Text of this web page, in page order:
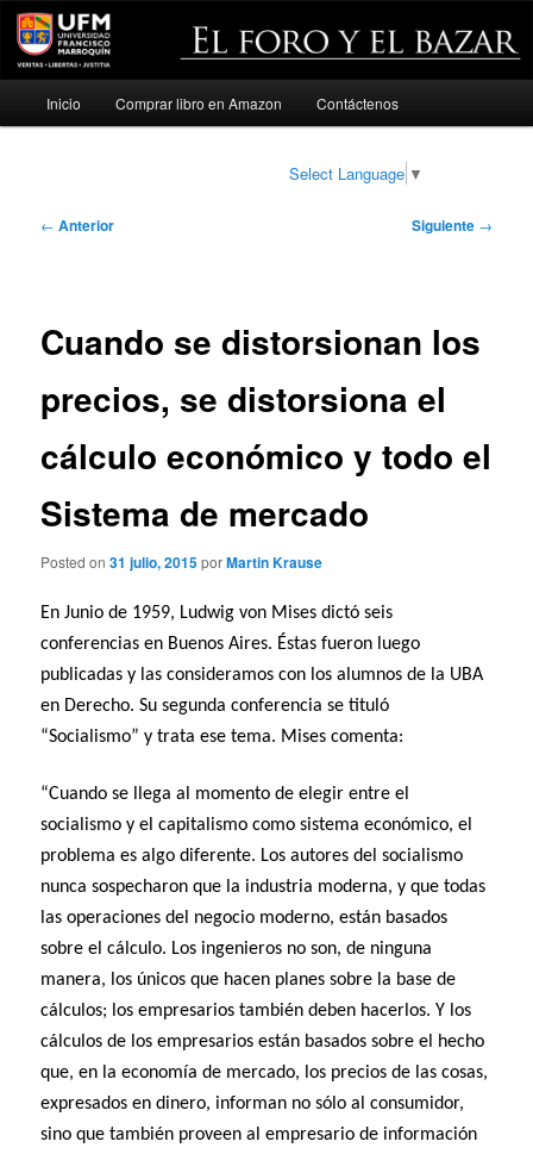
Ir
Inicio Comprar libro en Amazon Contáctenos
Select Language ▼
Navegación
← Anterior Siguiente →
Cuando se distorsionan los
precios, se distorsiona el
cálculo económico y todo el
Sistema de mercado
Posted on31 julio, 2015porMartin Krause
En Junio de 1959, Ludwig von Mises dictó seis
conferencias en Buenos Aires. Éstas fueron luego
publicadas y las consideramos con los alumnos de la UBA
en Derecho. Su segunda conferencia se tituló
“Socialismo” y trata ese tema. Mises comenta:
“Cuando se llega al momento de elegir entre el
socialismo y el capitalismo como sistema económico, el
problema es algo diferente. Los autores del socialismo
nunca sospecharon que la industria moderna, y que todas
las operaciones del negocio moderno, están basados
sobre el cálculo. Los ingenieros no son, de ninguna
manera, los únicos que hacen planes sobre la base de
cálculos; los empresarios también deben hacerlos. Y los
cálculos de los empresarios están basados sobre el hecho
que, en la economía de mercado, los precios de las cosas,
expresados en dinero, informan no sólo al consumidor,
sino que también proveen al empresario de información